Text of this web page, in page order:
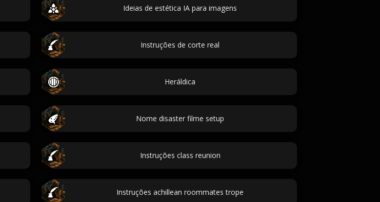
Ideias de estética IA para imagens
Instruções de corte real
Heráldica
Nome disaster filme setup
Instruções class reunion
Instruções achillean roommates trope